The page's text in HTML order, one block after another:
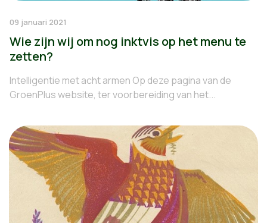
09 januari 2021
Wie zijn wij om nog inktvis op het menu te
zetten?
Intelligentie met acht armen Op deze pagina van de
GroenPlus website, ter voorbereiding van het...